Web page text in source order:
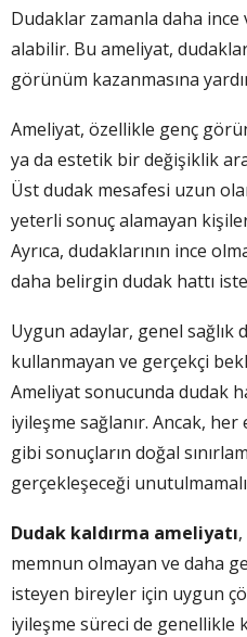
Dudaklar zamanla daha
alabilir. Bu ameliyat,
görünüm kazanmasına
Ameliyat, özellikle genç
ya da estetik bir değişiklik
Üst dudak mesafesi uzun
yeterli sonuç alamayan
Ayrıca, dudaklarının ince
daha belirgin dudak hattı
Uygun adaylar, genel sağlık
kullanmayan ve gerçekçi
Ameliyat sonucunda dudak
iyileşme sağlanır. Ancak,
gibi sonuçların doğal
gerçekleşeceği
Dudak kaldırma ameliyatı
memnun olmayan ve daha
isteyen bireyler için uygun
iyileşme süreci de genellikle